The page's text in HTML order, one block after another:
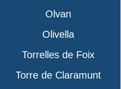
Olvan
Olivella
Torrelles de Foix
Torre de Claramunt